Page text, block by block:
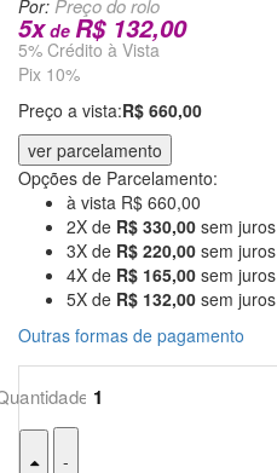
pela
Internet
Por:
5xde R$ 132,00
5% Crédito à Vista
Pix 10%
Preço a vista:R$ 660,00
ver parcelamento
Opções de Parcelamento:
à vista R$ 660,00
2X de R$ 330,00 sem juros
3X de R$ 220,00 sem juros
4X de R$ 165,00 sem juros
5X de R$ 132,00 sem juros
Outras formas de pagamento
-